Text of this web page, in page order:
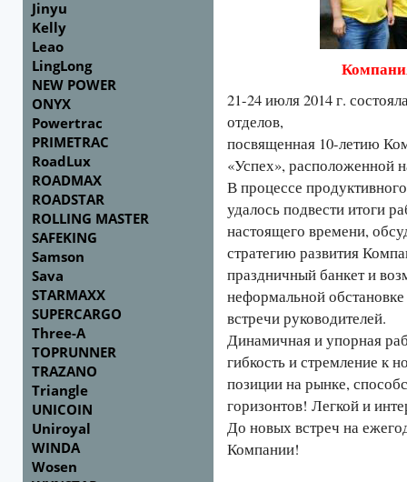
Jinyu
Kelly
Leao
LingLong
NEW POWER
ONYX
Powertrac
PRIMETRAC
RoadLux
ROADMAX
ROADSTAR
ROLLING MASTER
SAFEKING
Samson
Sava
STARMAXX
SUPERCARGO
Three-A
TOPRUNNER
TRAZANO
Triangle
UNICOIN
Uniroyal
WINDA
Wosen
21-24 июля 2014 г.
отделов,
посвященная 10-летию
«Успех», расположенной
В процессе
удалось подвести итоги
настоящего времени,
стратегию развития
праздничный банкет и
неформальной
встречи руководителей.
Динамичная и упорная
гибкость и стремление к
позиции на рынке,
горизонтов! Легкой и
До новых встреч на
Компании!